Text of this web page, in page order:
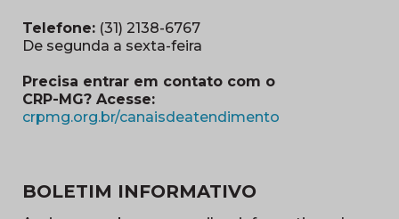
Telefone: (31) 2138-6767
De segunda a sexta-feira
Precisa entrar em contato com o
CRP-MG? Acesse:
crpmg.org.br/canaisdeatendimento
BOLETIM INFORMATIVO